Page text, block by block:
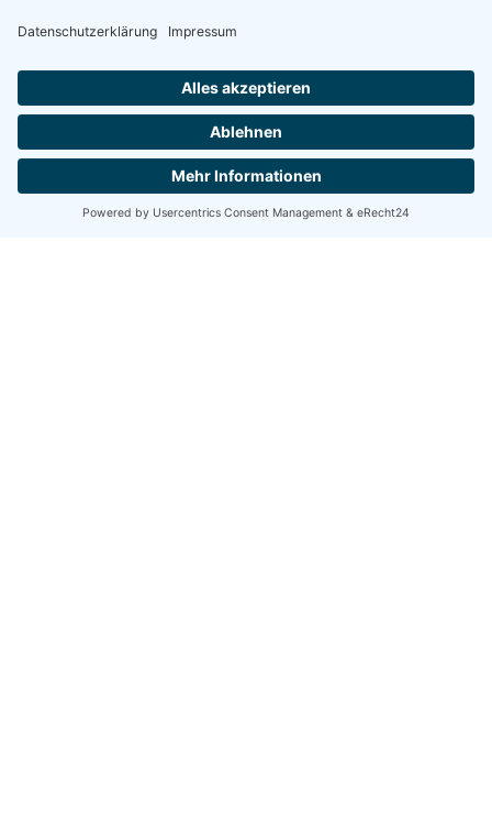
innere Ruhe und mentale Klarheit
ein gesunder und bewusster Umgang mit Belastungen